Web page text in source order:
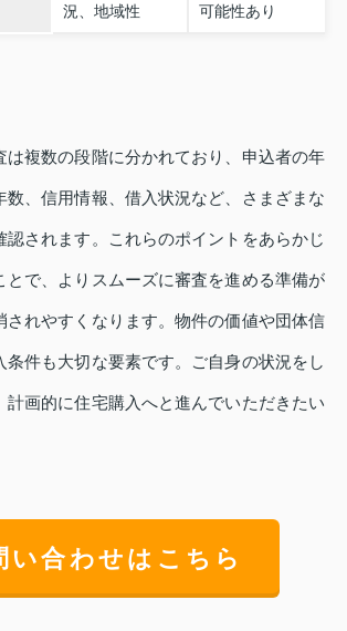
況、地域性
可能性あり
は複数の段階に分かれており、申込者の年
数、信用情報、借入状況など、さまざまな
認されます。これらのポイントをあらかじ
とで、よりスムーズに審査を進める準備が
されやすくなります。物件の価値や団体信
条件も大切な要素です。ご自身の状況をし
計画的に住宅購入へと進んでいただきたい
い合わせはこちら